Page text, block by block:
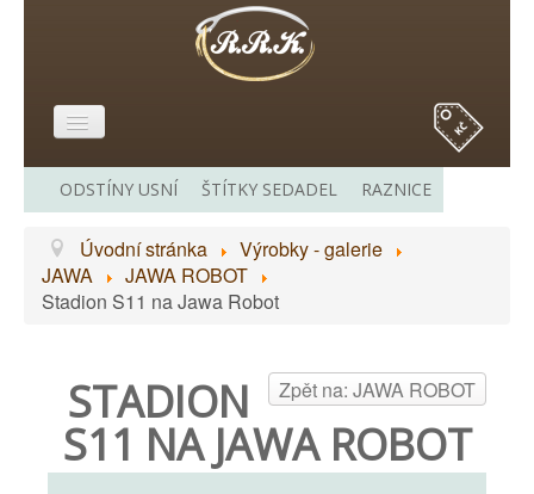
VÝROBKY - GALERIE
CENÍK
KONTAKT
ODSTÍNY USNÍ ŠTÍTKY SEDADEL RAZNICE
Úvodní stránka
Výrobky - galerie
JAWA
JAWA ROBOT
Stadion S11 na Jawa Robot
Zpět na: JAWA ROBOT
STADION
S11 NA JAWA ROBOT